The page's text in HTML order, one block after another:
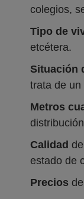
colegios,
Tipo de
etcétera.
Situación
trata de un
Metros
Calidad
estado de
Precios